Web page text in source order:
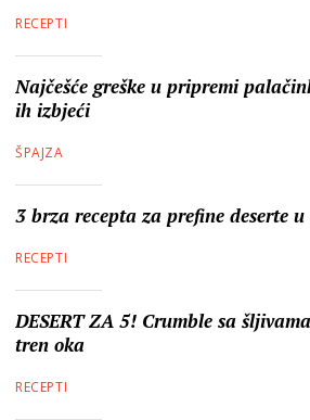
RECEPTI
Najčešće greške u pripremi
ih izbjeći
ŠPAJZA
3 brza recepta za prefine deserte u
RECEPTI
DESERT ZA 5! Crumble sa
tren oka
RECEPTI